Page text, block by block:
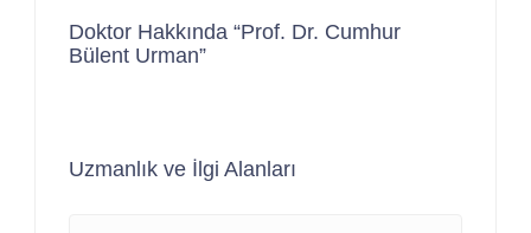
Doktor Hakkında “Prof. Dr. Cumhur
Bülent Urman”
Uzmanlık ve İlgi Alanları